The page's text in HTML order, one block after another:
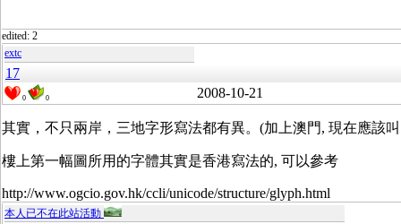
edited: 2
extc
17
0 0 2008-10-21
其實，不只兩岸，三地字形寫法都有異。(加上澳門, 現在應該
樓上第一幅圖所用的字體其實是香港寫法的, 可以參考
http://www.ogcio.gov.hk/ccli/unicode/structure/glyph.html
本人已不在此站活動